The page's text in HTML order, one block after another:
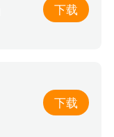
下载
下载